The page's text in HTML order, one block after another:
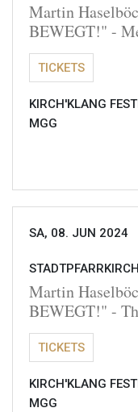
Martin
BEWEGT!" -
TICKETS
KIRCH'KLANG
MGG
SA, 08. JUN 2024
Martin
BEWEGT!" -
TICKETS
KIRCH'KLANG
MGG